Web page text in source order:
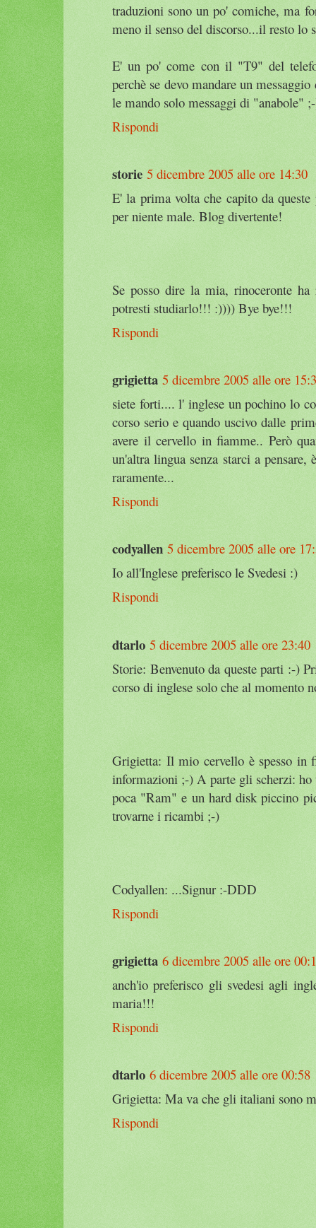
traduzioni sono un po' comiche, ma
meno il senso del discorso...il resto lo
E' un po' come con il "T9" del
perchè se devo mandare un
le mando solo messaggi di "anabole"
Rispondi
storie 5 dicembre 2005 alle ore 14:30
E' la prima volta che capito da
per niente male. Blog divertente!
Se posso dire la mia, rinoceronte
potresti studiarlo!!! :)))) Bye bye!!!
Rispondi
grigietta 5 dicembre 2005 alle ore
siete forti.... l' inglese un pochino lo
corso serio e quando uscivo dalle
avere il cervello in fiamme.. Però
un'altra lingua senza starci a
raramente...
Rispondi
codyallen 5 dicembre 2005 alle ore
Io all'Inglese preferisco le Svedesi :)
Rispondi
dtarlo 5 dicembre 2005 alle ore 23:40
Storie: Benvenuto da queste parti :-)
corso di inglese solo che al momento
Grigietta: Il mio cervello è spesso in
informazioni ;-) A parte gli scherzi:
poca "Ram" e un hard disk piccino
trovarne i ricambi ;-)
Codyallen: ...Signur :-DDD
Rispondi
grigietta 6 dicembre 2005 alle ore
anch'io preferisco gli svedesi agli
maria!!!
Rispondi
dtarlo 6 dicembre 2005 alle ore 00:58
Grigietta: Ma va che gli italiani sono
Rispondi